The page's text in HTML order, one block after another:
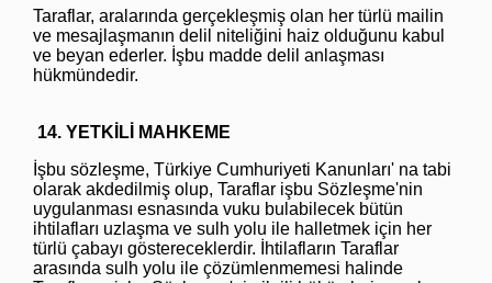
Taraflar, aralarında gerçekleşmiş olan her türlü mailin
ve mesajlaşmanın delil niteliğini haiz olduğunu kabul
ve beyan ederler. İşbu madde delil anlaşması
hükmündedir.
14. YETKİLİ MAHKEME
İşbu sözleşme, Türkiye Cumhuriyeti Kanunları' na tabi
olarak akdedilmiş olup, Taraflar işbu Sözleşme'nin
uygulanması esnasında vuku bulabilecek bütün
ihtilafları uzlaşma ve sulh yolu ile halletmek için her
türlü çabayı göstereceklerdir. İhtilafların Taraflar
arasında sulh yolu ile çözümlenmemesi halinde